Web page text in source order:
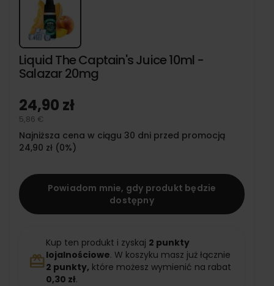
Liquid The Captain's Juice 10ml -
Salazar 20mg
24,90 zł
5,86 €
Najniższa cena w ciągu 30 dni przed promocją
24,90 zł (0%)
Powiadom mnie, gdy produkt będzie
dostępny
redeem
Kup ten produkt i zyskaj 2 punkty
lojalnościowe. W koszyku masz już łącznie
2 punkty, które możesz wymienić na rabat
0,30 zł.